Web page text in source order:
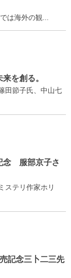
は海外の観...
を創る。
田節子氏、中山七
念 服部京子さ
ステリ作家ホリ
記念三卜二三先